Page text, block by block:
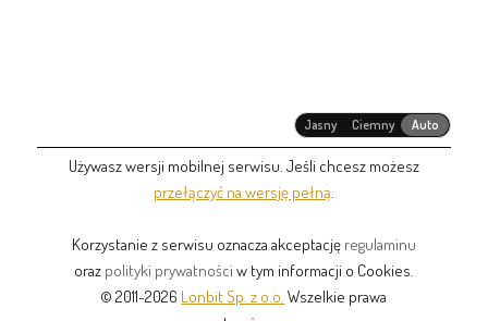
Jasny Ciemny Auto
Używasz wersji mobilnej serwisu. Jeśli chcesz możesz
przełączyć na wersję pełną
Korzystanie z serwisu oznacza akceptację regulaminu
oraz polityki prywatności w tym informacji o Cookies.
© 2011-2026 Lonbit Sp. z o.o. Wszelkie prawa